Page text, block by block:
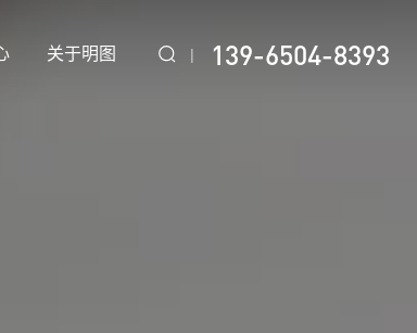
关于明图 139-6504-8393